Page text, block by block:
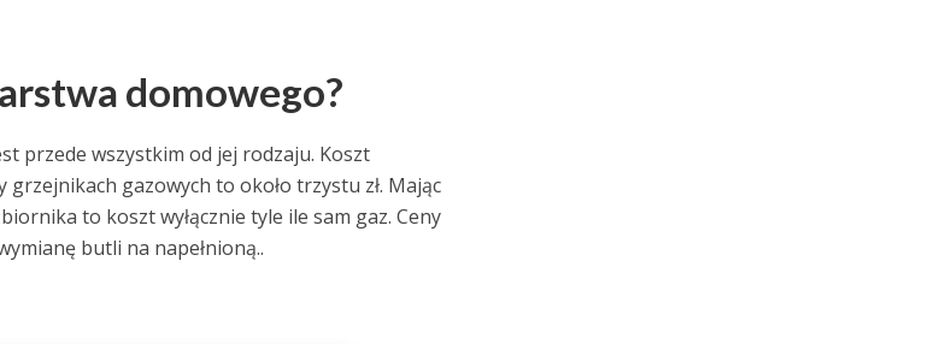
domowego?
przede wszystkim od jej rodzaju. Koszt
gazowych to około trzystu zł. Mając
to koszt wyłącznie tyle ile sam gaz. Ceny
butli na napełnioną..